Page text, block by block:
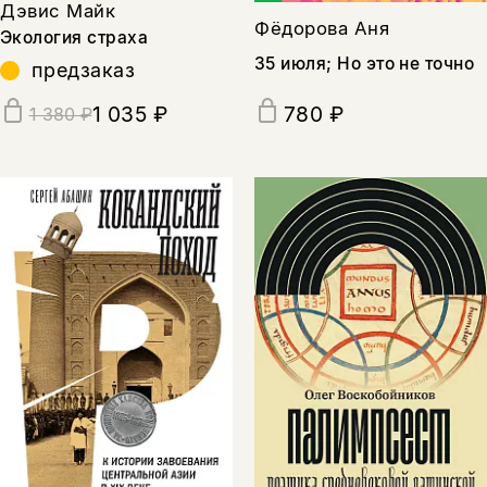
Дэвис Майк
Экология страха
предзаказ
1 380 ₽1 035 ₽
Фёдорова Аня
35 июля; Но это не точно
780 ₽